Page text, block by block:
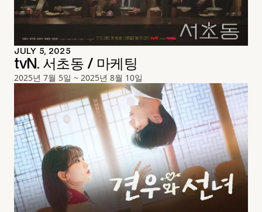
JULY 5, 2025
tvN. 서초동 / 마케팅
2025년 7월 5일 ~ 2025년 8월 10일